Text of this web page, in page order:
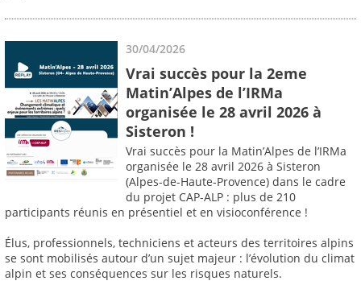
30/04/2026
Vrai succès pour la 2eme
Matin’Alpes de l’IRMa
organisée le 28 avril 2026 à
Sisteron !
Vrai succès pour la Matin’Alpes de l’IRMa
organisée le 28 avril 2026 à Sisteron
(Alpes-de-Haute-Provence) dans le cadre
du projet CAP-ALP : plus de 210
participants réunis en présentiel et en visioconférence !
Élus, professionnels, techniciens et acteurs des territoires alpins
se sont mobilisés autour d’un sujet majeur : l’évolution du climat
alpin et ses conséquences sur les risques naturels.